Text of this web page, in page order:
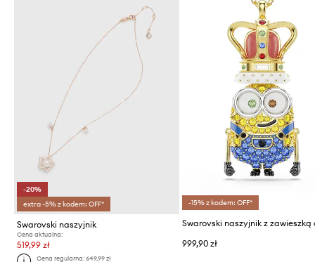
-20%
extra -5% z kodem: OFF*
Swarovski naszyjnik
Cena aktualna:
519,99 zł
Cena regularna:649,99 zł
-15% z kodem: OFF*
999,90 zł